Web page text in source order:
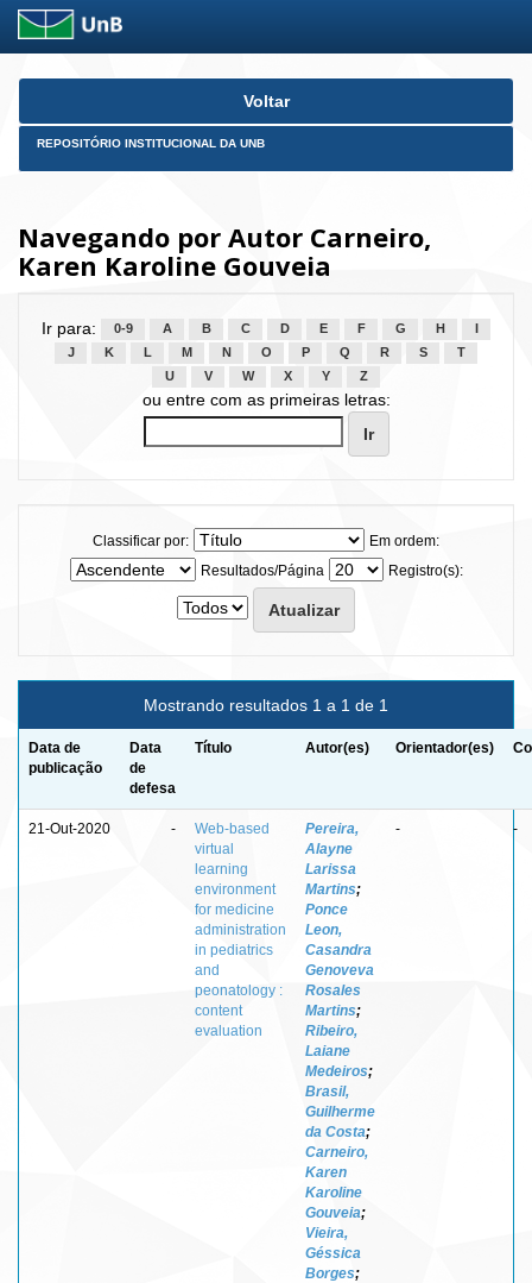
Skip
Voltar
REPOSITÓRIO INSTITUCIONAL DA UNB
Navegando por Autor Carneiro,
Karen Karoline Gouveia
Ir para: 0-9 A B C D E F G H
J
K L M N O P Q R S
T
U
V W X Y Z
ou entre com as primeiras letras:
Classificar por:
Em ordem:
Resultados/Página
Registro(s):
Mostrando resultados 1 a 1 de 1
Data de
publicação
Data
de
defesa
Título Autor(es) Orientador(es)
21-Out-2020 -
Web-based
virtual
learning
environment
for medicine
administration
in pediatrics
and
peonatology :
content
evaluation
Pereira,
Alayne
Larissa
Martins;
Ponce
Leon,
Casandra
Genoveva
Rosales
Martins;
Ribeiro,
Laiane
Medeiros;
Brasil,
Guilherme
da Costa;
Carneiro,
Karen
Karoline
Gouveia;
Vieira,
Géssica
Borges;
- -